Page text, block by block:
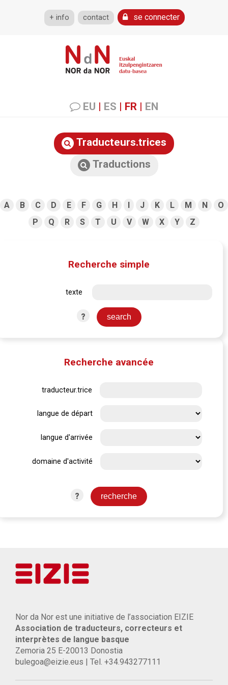
+ info contact se connecter
EU | ES | FR | EN
Traducteurs.trices
Traductions
A B C D E F G H I J K L M N
O
P
Q R S T U V W X Y Z
Recherche simple
texte
?
Recherche avancée
traducteur.trice
langue de départ
langue d'arrivée
domaine d'activité
?
Nor da Nor est une initiative de l’association EIZIE
Association de traducteurs, correcteurs et
interprètes de langue basque
Zemoria 25 E-20013 Donostia
bulegoa@eizie.eus | Tel. +34.943277111